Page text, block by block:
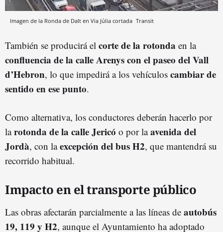
Imagen de la Ronda de Dalt en Via Júlia cortada Transit
También se producirá el corte de la rotonda en la
confluencia de la calle Arenys con el paseo del Vall
d’Hebron, lo que impedirá a los vehículos cambiar de
sentido en ese punto.
Como alternativa, los conductores deberán hacerlo por
larotonda de la calle Jericó o por laavenida del
Jordà, con laexcepción del bus H2, que mantendrá su
recorrido habitual.
Impacto en el transporte público
Las obras afectarán parcialmente a las líneas de autobús
19, 119 y H2, aunque el Ayuntamiento ha adoptado